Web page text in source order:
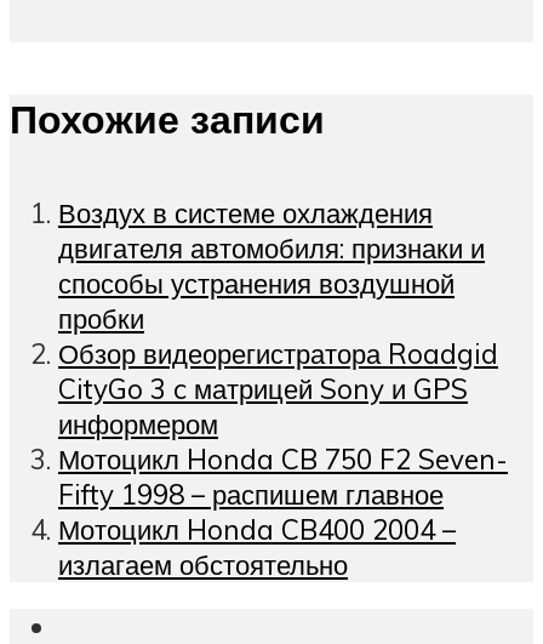
Похожие записи
Воздух в системе охлаждения
двигателя автомобиля: признаки и
способы устранения воздушной
пробки
Обзор видеорегистратора Roadgid
CityGo 3 c матрицей Sony и GPS
информером
Мотоцикл Honda CB 750 F2 Seven-
Fifty 1998 – распишем главное
Мотоцикл Honda CB400 2004 –
излагаем обстоятельно